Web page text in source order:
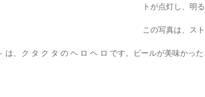
トが点灯し、明
この写真は、ス
は、ク タ ク タ の ヘ ロ ヘ ロ です。ビールが美味かった